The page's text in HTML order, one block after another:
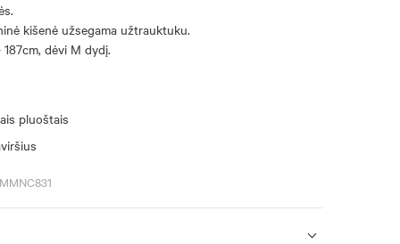
kišenė užsegama užtrauktuku.
dėvi M dydį.
pluoštais